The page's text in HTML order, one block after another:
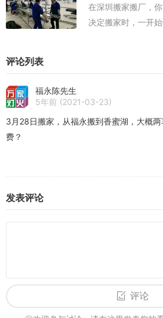
时，你...
在深圳搬家搬厂，
决定搬家时，一开
评论列表
福永陈先生
5年前 (2021-03-23)
3月28日搬家，从福永搬到香蜜湖，大概
费？
发表评论
评论